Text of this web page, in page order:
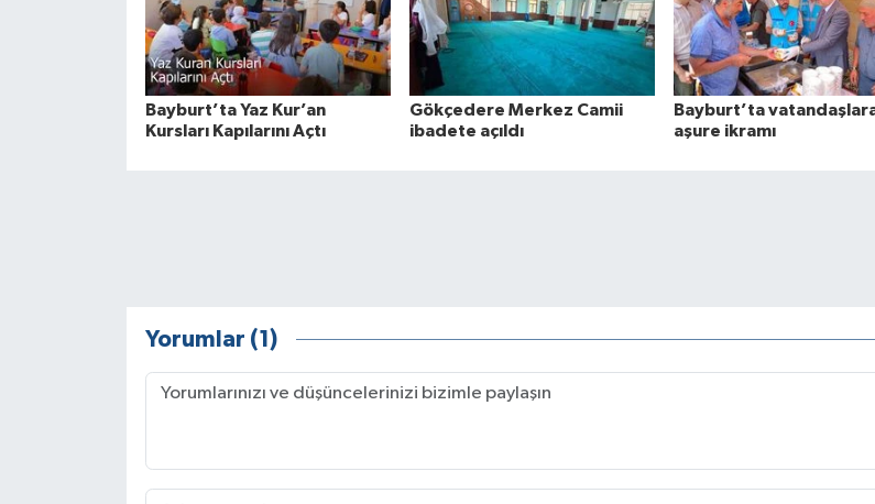
Bayburt’ta Yaz Kur’an
Kursları Kapılarını Açtı
Gökçedere Merkez Camii
ibadete açıldı
Bayburt’ta
aşure ikramı
Yorumlar (1)